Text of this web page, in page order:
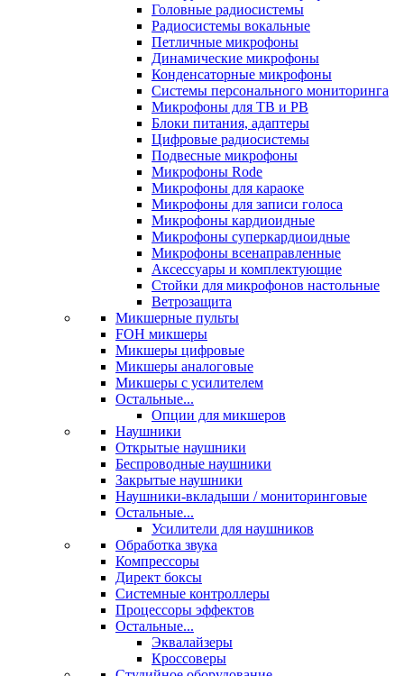
Головные радиосистемы
Радиосистемы вокальные
Петличные микрофоны
Динамические микрофоны
Конденсаторные микрофоны
Системы персонального мониторинга
Микрофоны для ТВ и РВ
Блоки питания, адаптеры
Цифровые радиосистемы
Подвесные микрофоны
Микрофоны Rode
Микрофоны для караоке
Микрофоны для записи голоса
Микрофоны кардиоидные
Микрофоны суперкардиоидные
Микрофоны всенаправленные
Аксессуары и комплектующие
Стойки для микрофонов настольные
Ветрозащита
Микшерные пульты
FOH микшеры
Микшеры цифровые
Микшеры аналоговые
Микшеры с усилителем
Остальные...
Опции для микшеров
Наушники
Открытые наушники
Беспроводные наушники
Закрытые наушники
Наушники-вкладыши / мониторинговые
Остальные...
Усилители для наушников
Обработка звука
Компрессоры
Директ боксы
Системные контроллеры
Процессоры эффектов
Остальные...
Эквалайзеры
Кроссоверы